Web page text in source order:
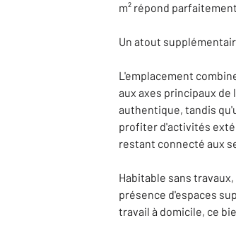
m² répond
Un atout
L'emplacement
aux axes principaux
authentique, tandis
profiter d'activités
restant connecté aux
Habitable sans
présence d'espaces
travail à domicile, ce